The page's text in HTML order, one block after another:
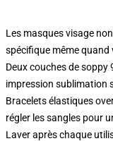
Les masques visage
spécifique même
Deux couches de soppy
impression sublimation
Bracelets élastiques
régler les sangles pour
Laver après chaque